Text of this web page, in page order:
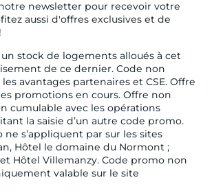
newsletter pour recevoir votre
aussi d'offres exclusives et de
stock de logements alloués à cet
de ce dernier. Code non
avantages partenaires et CSE. Offre
promotions en cours. Offre non
cumulable avec les opérations
la saisie d’un autre code promo.
ne s’appliquent par sur les sites
Hôtel le domaine du Normont ;
Hôtel Villemanzy. Code promo non
valable sur le site